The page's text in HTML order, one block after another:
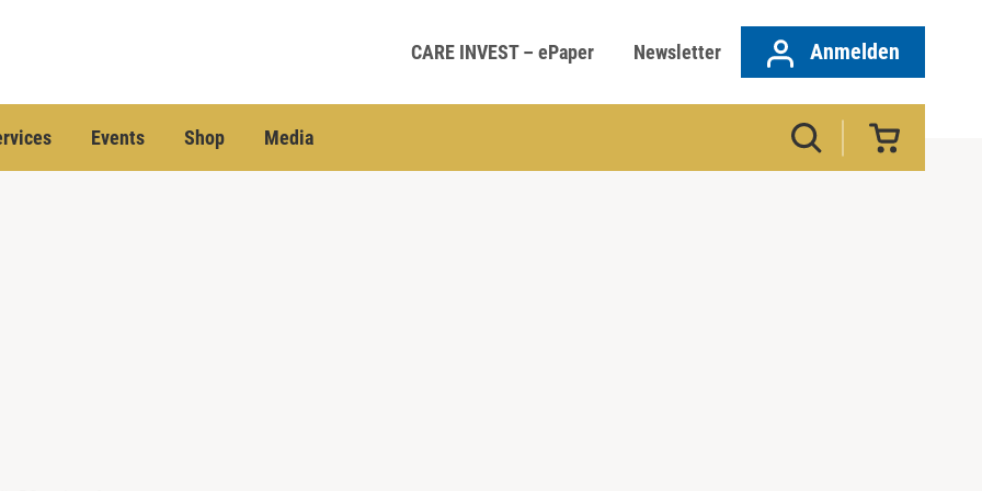
CARE INVEST – ePaper Newsletter Anmelden
Events Shop Media